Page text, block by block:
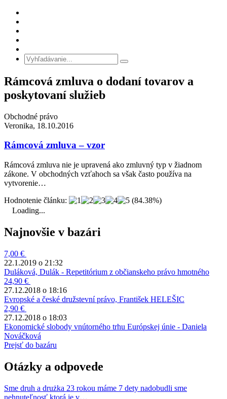
Rámcová zmluva o dodaní tovarov a
poskytovaní služieb
Obchodné právo
Veronika, 18.10.2016
Rámcová zmluva – vzor
Rámcová zmluva nie je upravená ako zmluvný typ v žiadnom
zákone. V obchodných vzťahoch sa však často používa na
vytvorenie…
Hodnotenie článku:
(84.38%)
Loading...
Najnovšie v bazári
7,00 €
22.1.2019 o 21:32
Duláková, Dulák - Repetitórium z občianskeho právo hmotného
24,90 €
27.12.2018 o 18:16
Evropské a české družstevní právo, František HELEŠIC
2,90 €
27.12.2018 o 18:03
Ekonomické slobody vnútorného trhu Európskej únie - Daniela
Nováčková
Prejsť do bazáru
Otázky a odpovede
Sme druh a drużka 23 rokou máme 7 dety nadobudli sme
nehnuteľnosť ktorá je v…